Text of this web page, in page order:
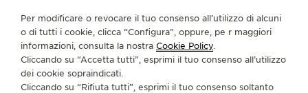
VAI ALLA PAGINA INSTAGRAM DI JAEGER-
VAI ALLA PAGINA LINKEDIN DI JAEGER-
VAI ALLA PAGINA FACEBOOK DI
VAI ALLA PAGINA YOUTUBE
VAI ALLA PAGINA
VAI ALLA PAGINA
ISCRIVERSI ALLA NEWSLETTER
Per modificare o revocare il tuo consenso all’utilizzo di alcuni
o di tutti i cookie, clicca “Configura”, oppure, pe r maggiori
informazioni, consulta la nostra Cookie Policy.
Cliccando su “Accetta tutti”, esprimi il tuo consenso all’utilizzo
dei cookie sopraindicati.
Cliccando su “Rifiuta tutti”, esprimi il tuo consenso soltanto